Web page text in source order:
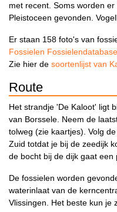
met recent. Soms worden
Pleistoceen gevonden.
Er staan 158 foto's van
Fossielen Fossielendatabase
Zie hier de soortenlijst van
Route
Het strandje 'De Kaloot' ligt
van Borssele. Neem de
tolweg (zie kaartjes). Volg
Zuid totdat je bij de zeedijk
de bocht bij de dijk gaat een
De fossielen worden
waterinlaat van de
Vlissingen. Het beste kun je